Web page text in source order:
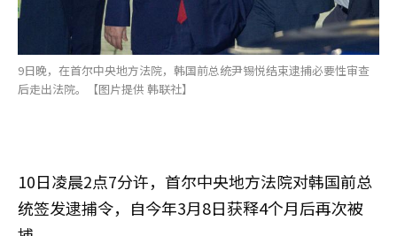
9日晚，在首尔中央地方法院，韩国前总统尹锡悦结束逮捕必要性审查
后走出法院。【图片提供 韩联社】
10日凌晨2点7分许，首尔中央地方法院对韩国前总
统签发逮捕令，自今年3月8日获释4个月后再次被